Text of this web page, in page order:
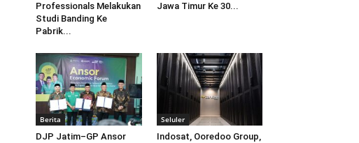
Professionals Melakukan
Studi Banding Ke
Pabrik...
Jawa Timur Ke 30...
Berita
DJP Jatim–GP Ansor
Seluler
Indosat, Ooredoo Group,